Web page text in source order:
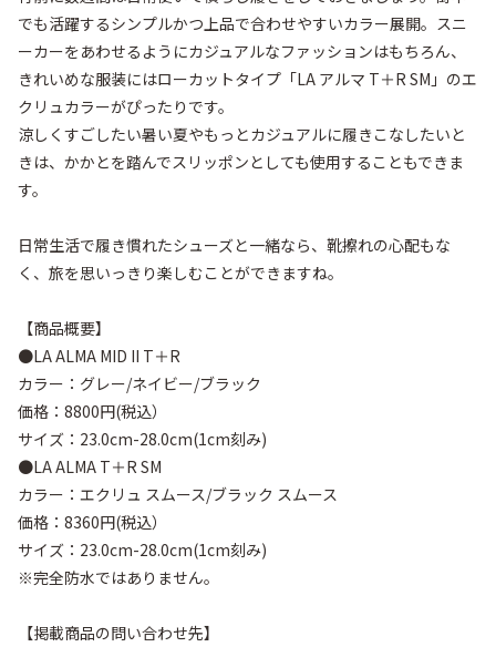
でも活躍するシンプルかつ上品で合わせやすいカラー展開。スニ
ーカーをあわせるようにカジュアルなファッションはもちろん、
きれいめな服装にはローカットタイプ「LA アルマ T＋R SM」のエ
クリュカラーがぴったりです。
涼しくすごしたい暑い夏やもっとカジュアルに履きこなしたいと
きは、かかとを踏んでスリッポンとしても使用することもできま
す。
日常生活で履き慣れたシューズと一緒なら、靴擦れの心配もな
く、旅を思いっきり楽しむことができますね。
【商品概要】
●LA ALMA MID II T＋R
カラー：グレー/ネイビー/ブラック
価格：8800円(税込）
サイズ：23.0cm-28.0cm(1cm刻み)
●LA ALMA T＋R SM
カラー：エクリュ スムース/ブラック スムース
価格：8360円(税込）
サイズ：23.0cm-28.0cm(1cm刻み)
※完全防水ではありません。
【掲載商品の問い合わせ先】